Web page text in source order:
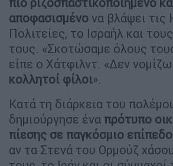
αποφασισμένο να βλάψει
Πολιτείες, το Ισραήλ και
τους. «Σκοτώσαμε όλους
είπε ο Χάτφιλντ. «Δεν νομίζω
κολλητοί φίλοι».
Κατά τη διάρκεια του
δημιούργησε ένα πρότυπο
πίεσης σε παγκόσμιο επίπεδο
αν τα Στενά του Ορμούζ